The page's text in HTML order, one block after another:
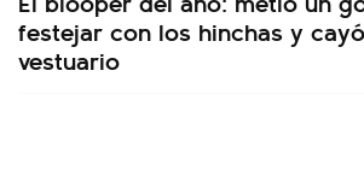
festejar con los hinchas y
vestuario